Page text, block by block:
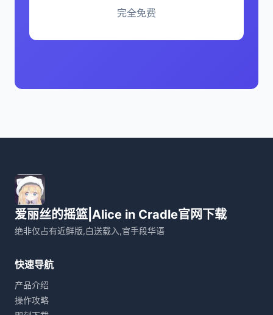
完全免费
爱丽丝的摇篮|Alice in Cradle官网下载
绝非仅占有近鲜版,白送载入,官手段华语
快速导航
产品介绍
操作攻略